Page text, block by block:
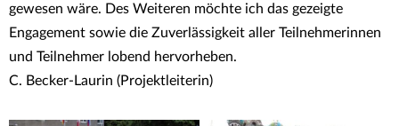
gewesen wäre. Des Weiteren möchte ich das gezeigte
Engagement sowie die Zuverlässigkeit aller Teilnehmerinnen
und Teilnehmer lobend hervorheben.
C. Becker-Laurin (Projektleiterin)